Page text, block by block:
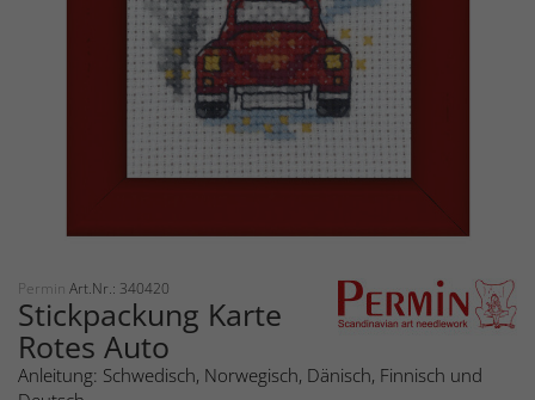
Permin Art.Nr.: 340420
Stickpackung Karte
Rotes Auto
Anleitung: Schwedisch, Norwegisch, Dänisch, Finnisch und